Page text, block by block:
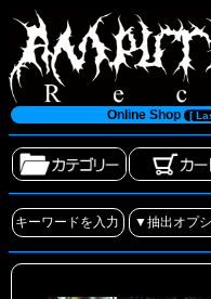
Online Shop [